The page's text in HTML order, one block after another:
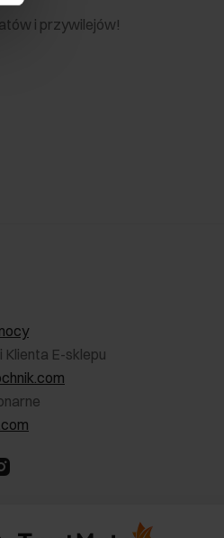
i przywilejów!
Klienta E-sklepu